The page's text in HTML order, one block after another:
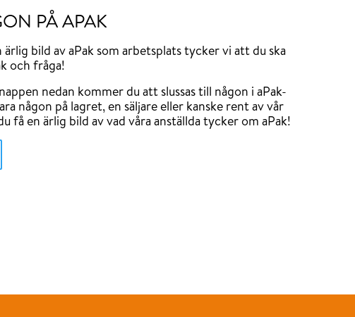
PÅ APAK
ärlig bild av aPak som arbetsplats tycker vi att du ska
och fråga!
nedan kommer du att slussas till någon i aPak-
någon på lagret, en säljare eller kanske rent av vår
få en ärlig bild av vad våra anställda tycker om aPak!